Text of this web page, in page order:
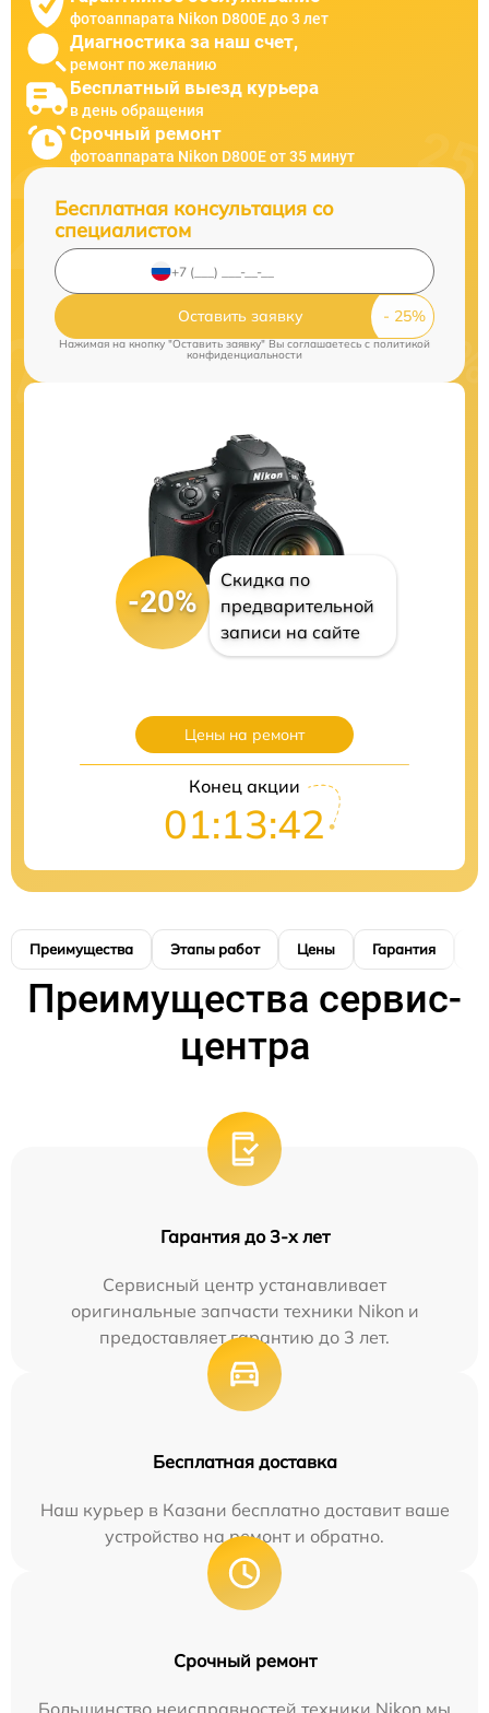
фотоаппарата Nikon D800E до 3 лет
Диагностика за наш счет,
ремонт по желанию
Бесплатный выезд курьера
в день обращения
Срочный ремонт
фотоаппарата Nikon D800E от 35 минут
Бесплатная консультация со
специалистом
Оставить заявку
Нажимая на кнопку "Оставить заявку" Вы соглашаетесь cполитикой
конфиденциальности
-20%
Скидка по
предварительной
записи на сайте
Цены на ремонт
Конец акции
01:13:41
Преимущества Этапы работ Цены Гарантия
Преимущества сервис-
центра
Гарантия до 3-х лет
Сервисный центр устанавливает
оригинальные запчасти техники Nikon и
предоставляет гарантию до 3 лет.
Бесплатная доставка
Наш курьер в Казани бесплатно доставит ваше
устройство на ремонт и обратно.
Срочный ремонт